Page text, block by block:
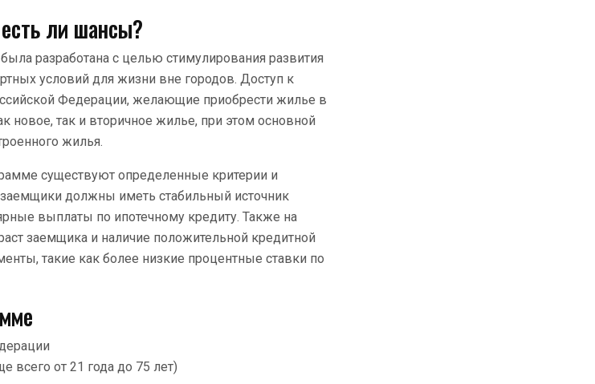
ли шансы?
разработана с целью стимулирования развития
условий для жизни вне городов. Доступ к
Федерации, желающие приобрести жилье в
новое, так и вторичное жилье, при этом основной
жилья.
существуют определенные критерии и
должны иметь стабильный источник
выплаты по ипотечному кредиту. Также на
заемщика и наличие положительной кредитной
такие как более низкие процентные ставки по
всего от 21 года до 75 лет)